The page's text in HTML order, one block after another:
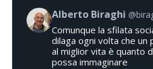
Alberto Biraghi
Comunque la sfilata
dilaga ogni volta che
al miglior vita è quanto
possa immaginare